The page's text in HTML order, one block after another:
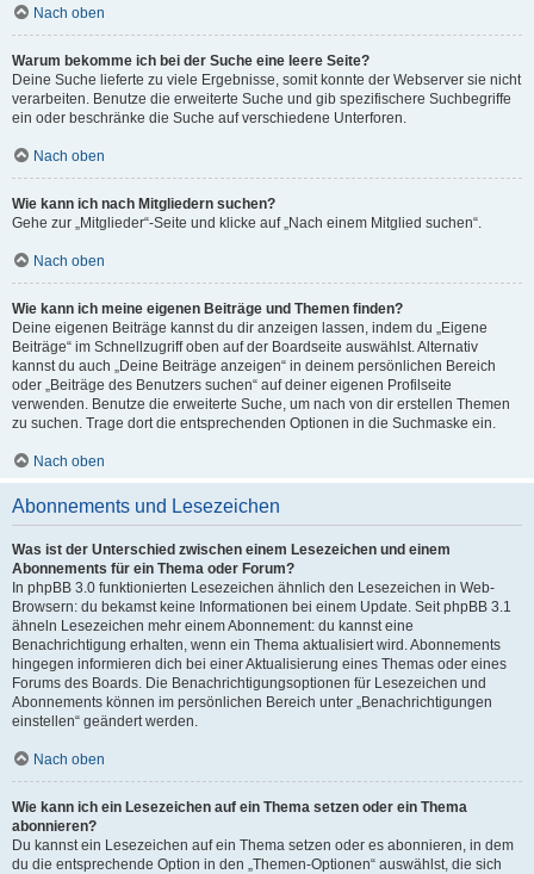
Nach oben
Warum bekomme ich bei der Suche eine leere Seite?
Deine Suche lieferte zu viele Ergebnisse, somit konnte der Webserver sie nicht
verarbeiten. Benutze die erweiterte Suche und gib spezifischere Suchbegriffe
ein oder beschränke die Suche auf verschiedene Unterforen.
Nach oben
Wie kann ich nach Mitgliedern suchen?
Gehe zur „Mitglieder“-Seite und klicke auf „Nach einem Mitglied suchen“.
Nach oben
Wie kann ich meine eigenen Beiträge und Themen finden?
Deine eigenen Beiträge kannst du dir anzeigen lassen, indem du „Eigene
Beiträge“ im Schnellzugriff oben auf der Boardseite auswählst. Alternativ
kannst du auch „Deine Beiträge anzeigen“ in deinem persönlichen Bereich
oder „Beiträge des Benutzers suchen“ auf deiner eigenen Profilseite
verwenden. Benutze die erweiterte Suche, um nach von dir erstellen Themen
zu suchen. Trage dort die entsprechenden Optionen in die Suchmaske ein.
Nach oben
Abonnements und Lesezeichen
Was ist der Unterschied zwischen einem Lesezeichen und einem
Abonnements für ein Thema oder Forum?
In phpBB 3.0 funktionierten Lesezeichen ähnlich den Lesezeichen in Web-
Browsern: du bekamst keine Informationen bei einem Update. Seit phpBB 3.1
ähneln Lesezeichen mehr einem Abonnement: du kannst eine
Benachrichtigung erhalten, wenn ein Thema aktualisiert wird. Abonnements
hingegen informieren dich bei einer Aktualisierung eines Themas oder eines
Forums des Boards. Die Benachrichtigungsoptionen für Lesezeichen und
Abonnements können im persönlichen Bereich unter „Benachrichtigungen
einstellen“ geändert werden.
Nach oben
Wie kann ich ein Lesezeichen auf ein Thema setzen oder ein Thema
abonnieren?
Du kannst ein Lesezeichen auf ein Thema setzen oder es abonnieren, in dem
du die entsprechende Option in den „Themen-Optionen“ auswählst, die sich